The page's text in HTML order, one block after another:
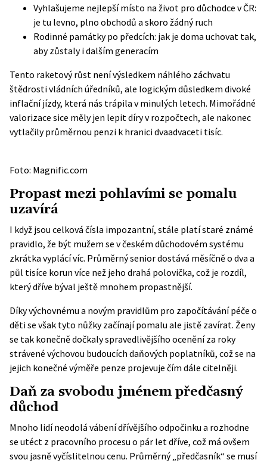
Vyhlašujeme nejlepší místo na život pro důchodce v ČR:
je tu levno, plno obchodů a skoro žádný ruch
Rodinné památky po předcích: jak je doma uchovat tak,
aby zůstaly i dalším generacím
Tento raketový růst není výsledkem náhlého záchvatu
štědrosti vládních úředníků, ale logickým důsledkem divoké
inflační jízdy, která nás trápila v minulých letech. Mimořádné
valorizace sice měly jen lepit díry v rozpočtech, ale nakonec
vytlačily průměrnou penzi k hranici dvaadvaceti tisíc.
Foto: Magnific.com
Propast mezi pohlavími se pomalu
uzavírá
I když jsou celková čísla impozantní, stále platí staré známé
pravidlo, že být mužem se v českém důchodovém systému
zkrátka vyplácí víc. Průměrný senior dostává měsíčně o dva a
půl tisíce korun více než jeho drahá polovička, což je rozdíl,
který dříve býval ještě mnohem propastnější.
Díky výchovnému a novým pravidlům pro započítávání péče o
děti se však tyto nůžky začínají pomalu ale jistě zavírat. Ženy
se tak konečně dočkaly spravedlivějšího ocenění za roky
strávené výchovou budoucích daňových poplatníků, což se na
jejich konečné výměře penze projevuje čím dále citelněji.
Daň za svobodu jménem předčasný
důchod
Mnoho lidí neodolá vábení dřívějšího odpočinku a rozhodne
se utéct z pracovního procesu o pár let dříve, což má ovšem
svou jasně vyčíslitelnou cenu. Průměrný „předčasník“ se musí